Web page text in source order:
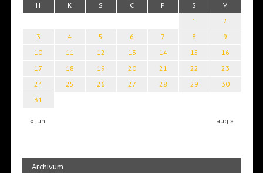
H K S C P S V
« jún aug »
1
2
3
4 5 6 7 8
9
10
11 12 13 14 15
16
17
18 19 20 21 22
23
24
25 26 27 28 29
30
31
Archívum